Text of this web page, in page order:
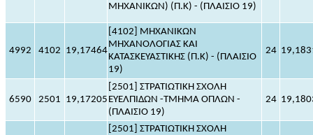
ΜΗΧΑΝΙΚΩΝ) (Π.Κ) - (ΠΛΑΙΣΙΟ 19)
4992 4102 19,17464
[4102] ΜΗΧΑΝΙΚΩΝ
ΜΗΧΑΝΟΛΟΓΙΑΣ ΚΑΙ
ΚΑΤΑΣΚΕΥΑΣΤΙΚΗΣ (Π.Κ) - (ΠΛΑΙΣΙΟ
19)
24
6590 2501 19,17205
[2501] ΣΤΡΑΤΙΩΤΙΚΗ ΣΧΟΛΗ
ΕΥΕΛΠΙΔΩΝ -ΤΜΗΜΑ ΟΠΛΩΝ -
(ΠΛΑΙΣΙΟ 19)
24
[2501] ΣΤΡΑΤΙΩΤΙΚΗ ΣΧΟΛΗ